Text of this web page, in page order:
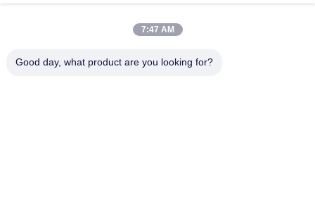
*
7:47 AM
Good day, what product are you looking for?